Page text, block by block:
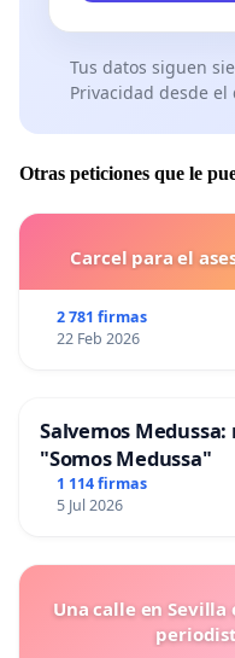
Tus datos siguen
Privacidad desde el
Otras peticiones que le
Carcel para el
2 781 firmas
22 Feb 2026
Salvemos
"Somos Medussa"
1 114 firmas
5 Jul 2026
Una calle en